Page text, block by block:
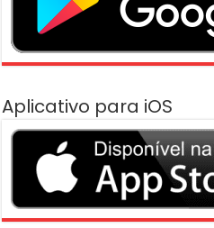
Aplicativo para iOS